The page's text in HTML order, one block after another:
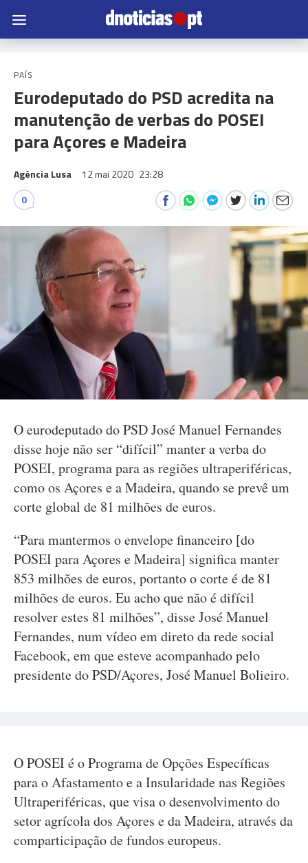
PAÍS
Eurodeputado do PSD acredita na
manutenção de verbas do POSEI
para Açores e Madeira
Agência Lusa 12 mai 2020 23:28
0
O eurodeputado do PSD José Manuel Fernandes
disse hoje não ser “difícil” manter a verba do
POSEI, programa para as regiões ultraperiféricas,
como os Açores e a Madeira, quando se prevê um
corte global de 81 milhões de euros.
“Para mantermos o envelope financeiro [do
POSEI para Açores e Madeira] significa manter
853 milhões de euros, portanto o corte é de 81
milhões de euros. Eu acho que não é difícil
resolver estes 81 milhões”, disse José Manuel
Fernandes, num vídeo em direto da rede social
Facebook, em que esteve acompanhado pelo
presidente do PSD/Açores, José Manuel Bolieiro.
O POSEI é o Programa de Opções Específicas
para o Afastamento e a Insularidade nas Regiões
Ultraperiféricas, que visa o desenvolvimento do
setor agrícola dos Açores e da Madeira, através da
comparticipação de fundos europeus.